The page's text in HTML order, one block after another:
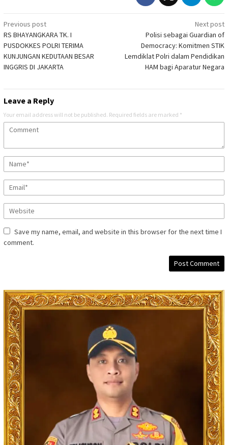
Post
navigation
Previous post
RS BHAYANGKARA TK. I
PUSDOKKES POLRI TERIMA
KUNJUNGAN KEDUTAAN BESAR
INGGRIS DI JAKARTA
Next post
Polisi sebagai Guardian of
Democracy: Komitmen STIK
Lemdiklat Polri dalam Pendidikan
HAM bagi Aparatur Negara
Leave a Reply
Your email address will not be published. Required fields are marked *
Save my name, email, and website in this browser for the next time I
comment.